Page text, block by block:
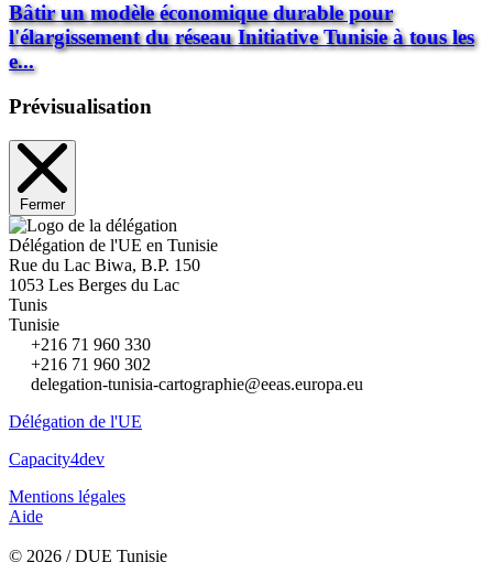
Bâtir un modèle économique durable pour
l'élargissement du réseau Initiative Tunisie à tous les
e...
Prévisualisation
Fermer
Délégation de l'UE en Tunisie
Rue du Lac Biwa, B.P. 150
1053 Les Berges du Lac
Tunis
Tunisie
+216 71 960 330
+216 71 960 302
delegation-tunisia-cartographie@eeas.europa.eu
Délégation de l'UE
Capacity4dev
Mentions légales
Aide
© 2026 / DUE Tunisie